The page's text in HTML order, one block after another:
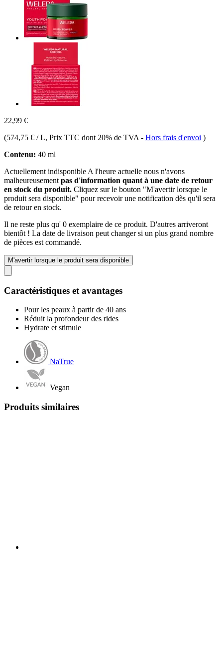
22,99 €
(574,75 € / L, Prix TTC dont 20% de TVA - Hors frais d'envoi )
Contenu: 40 ml
Actuellement indisponible A l'heure actuelle nous n'avons
malheureusement pas d'information quant à une date de retour
en stock du produit. Cliquez sur le bouton "M'avertir lorsque le
produit sera disponible" pour recevoir une notification dès qu'il sera
de retour en stock.
Il ne reste plus qu' 0 exemplaire de ce produit. D'autres arriveront
bientôt ! La date de livraison peut changer si un plus grand nombre
de pièces est commandé.
M'avertir lorsque le produit sera disponible
Caractéristiques et avantages
Pour les peaux à partir de 40 ans
Réduit la profondeur des rides
Hydrate et stimule
NaTrue
Vegan
Produits similaires